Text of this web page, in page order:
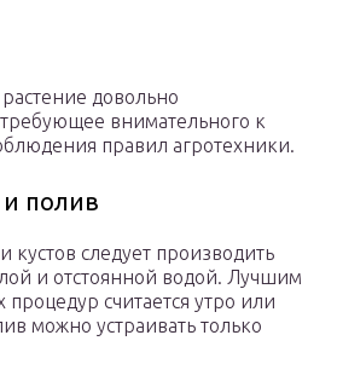
довольно
внимательного к
правил агротехники.
полив
следует производить
и отстоянной водой. Лучшим
считается утро или
можно устраивать только